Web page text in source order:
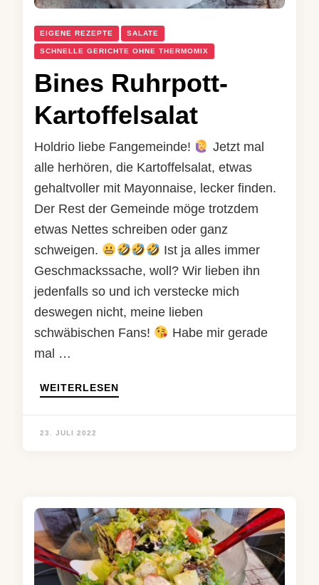
EIGENE REZEPTE SALATE
SCHNELLE GERICHTE OHNE THERMOMIX
Bines Ruhrpott-
Kartoffelsalat
Holdrio liebe Fangemeinde!
Jetzt mal
alle herhören, die Kartoffelsalat, etwas
gehaltvoller mit Mayonnaise, lecker finden.
Der Rest der Gemeinde möge trotzdem
etwas Nettes schreiben oder ganz
schweigen.
Ist ja alles immer
Geschmackssache, woll? Wir lieben ihn
jedenfalls so und ich verstecke mich
deswegen nicht, meine lieben
schwäbischen Fans!
Habe mir gerade
mal …
WEITERLESEN
23. JULI 2022